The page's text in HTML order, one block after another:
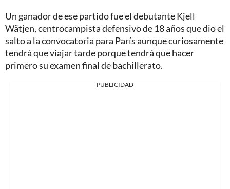
Un ganador de ese partido fue el debutante Kjell
Wätjen, centrocampista defensivo de 18 años que dio el
salto a la convocatoria para París aunque curiosamente
tendrá que viajar tarde porque tendrá que hacer
primero su examen final de bachillerato.
PUBLICIDAD